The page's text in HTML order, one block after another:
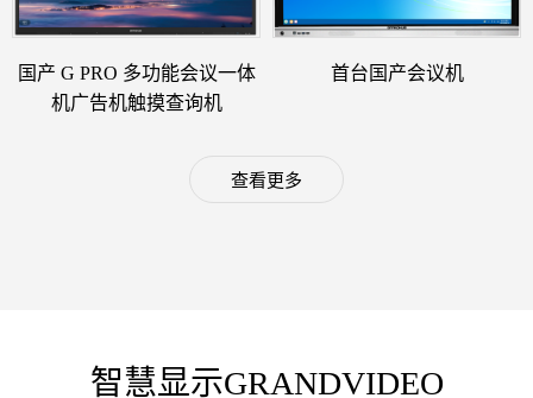
国产 G PRO 多功能会议一体
机广告机触摸查询机
首台国产会议机
查看更多
智慧显示GRANDVIDEO